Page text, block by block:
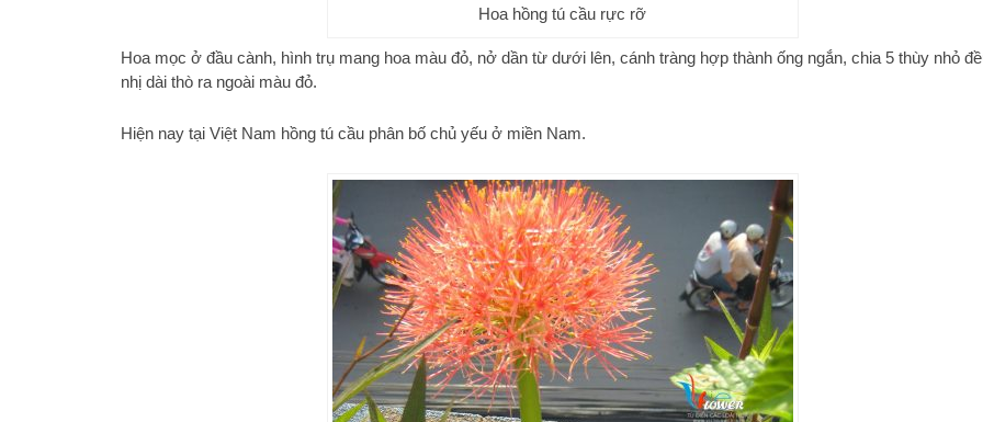
Hoa hồng tú cầu rực rỡ
Hoa mọc ở đầu cành, hình trụ mang hoa màu đỏ, nở dần từ dưới lên, cánh tràng hợp thành ống ngắn, chia 5 thùy nhỏ
nhị dài thò ra ngoài màu đỏ.
Hiện nay tại Việt Nam hồng tú cầu phân bố chủ yếu ở miền Nam.